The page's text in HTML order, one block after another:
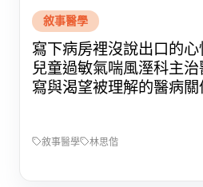
敘事醫學
寫下病房裡沒說出口的
兒童過敏氣喘風溼科主
寫與渴望被理解的醫病關
敘事醫學 林思偕